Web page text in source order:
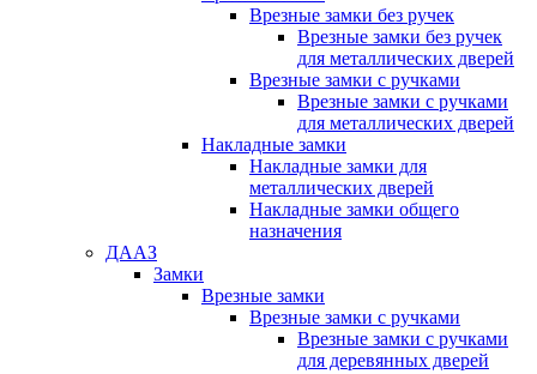
Врезные замки без ручек
Врезные замки без ручек
для металлических дверей
Врезные замки с ручками
Врезные замки с ручками
для металлических дверей
Накладные замки
Накладные замки для
металлических дверей
Накладные замки общего
назначения
ДААЗ
Замки
Врезные замки
Врезные замки с ручками
Врезные замки с ручками
для деревянных дверей